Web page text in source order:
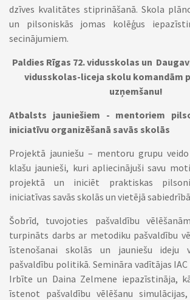
dzīves kvalitātes stiprināšanā. Skola
un pilsoniskās jomas kolēģus
secinājumiem.
Paldies Rīgas 72. vidusskolas un
vidusskolas-liceja skolu komandām
uzņemšanu!
Atbalsts jauniešiem - mentoriem
iniciatīvu organizēšanā savās skolās
Projektā jauniešu – mentoru grupu
klašu jaunieši, kuri apliecinājuši savu
projektā un iniciēt praktiskas
iniciatīvas savās skolās un vietējā
Šobrīd, tuvojoties pašvaldību
turpināts darbs ar metodiku pašvaldību
īstenošanai skolās un jauniešu ideju
pašvaldību politikā. Semināra vadītājas
Irbīte un Daina Zelmene iepazīstināja,
īstenot pašvaldību vēlēšanu